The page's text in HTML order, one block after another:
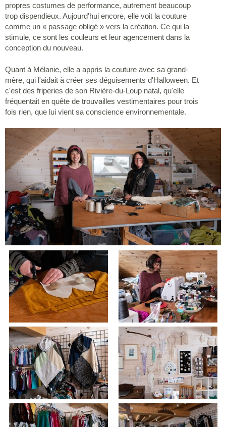
propres costumes de performance, autrement beaucoup
trop dispendieux. Aujourd'hui encore, elle voit la couture
comme un « passage obligé » vers la création. Ce qui la
stimule, ce sont les couleurs et leur agencement dans la
conception du nouveau.
Quant à Mélanie, elle a appris la couture avec sa grand-
mère, qui l'aidait à créer ses déguisements d'Halloween. Et
c'est des friperies de son Rivière-du-Loup natal, qu'elle
fréquentait en quête de trouvailles vestimentaires pour trois
fois rien, que lui vient sa conscience environnementale.